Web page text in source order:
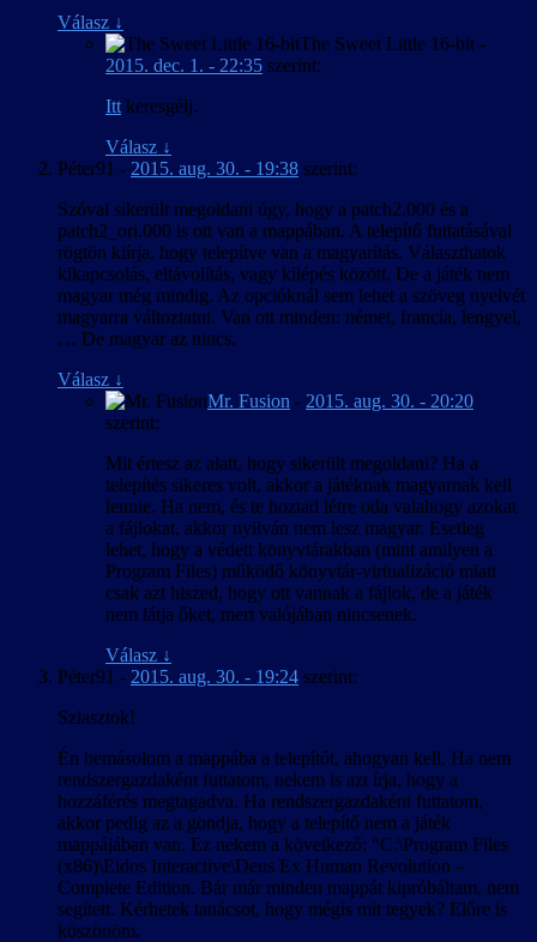
Válasz ↓
The Sweet Little 16-bit -
2015. dec. 1. - 22:35 szerint:
Itt keresgélj.
Válasz ↓
Péter91 - 2015. aug. 30. - 19:38 szerint:
Szóval sikerült megoldani úgy, hogy a patch2.000 és a
patch2_ori.000 is ott van a mappában. A telepítő futtatásával
rögtön kiírja, hogy telepítve van a magyarítás. Választhatok
kikapcsolás, eltávolítás, vagy kilépés között. De a játék nem
magyar még mindig. Az opcióknál sem lehet a szöveg nyelvét
magyarra változtatni. Van ott minden: német, francia, lengyel,
… De magyar az nincs.
Válasz ↓
Mr. Fusion - 2015. aug. 30. - 20:20
szerint:
Mit értesz az alatt, hogy sikerült megoldani? Ha a
telepítés sikeres volt, akkor a játéknak magyarnak kell
lennie. Ha nem, és te hoztad létre oda valahogy azokat
a fájlokat, akkor nyilván nem lesz magyar. Esetleg
lehet, hogy a védett könyvtárakban (mint amilyen a
Program Files) működő könyvtár-virtualizáció miatt
csak azt hiszed, hogy ott vannak a fájlok, de a játék
nem látja őket, mert valójában nincsenek.
Válasz ↓
Péter91 - 2015. aug. 30. - 19:24 szerint:
Sziasztok!
Én bemásolom a mappába a telepítőt, ahogyan kell. Ha nem
rendszergazdaként futtatom, nekem is azt írja, hogy a
hozzáférés megtagadva. Ha rendszergazdaként futtatom,
akkor pedig az a gondja, hogy a telepítő nem a játék
mappájában van. Ez nekem a következő: “C:\Program Files
(x86)\Eidos Interactive\Deus Ex Human Revolution –
Complete Edition. Bár már minden mappát kipróbáltam, nem
segített. Kérhetek tanácsot, hogy mégis mit tegyek? Előre is
köszönöm.